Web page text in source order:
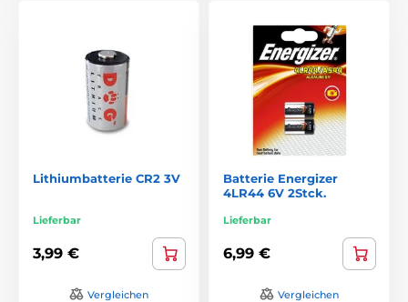
Lithiumbatterie CR2 3V
Lieferbar
3,99 €
Vergleichen
Batterie Energizer
4LR44 6V 2Stck.
Lieferbar
6,99 €
Vergleichen